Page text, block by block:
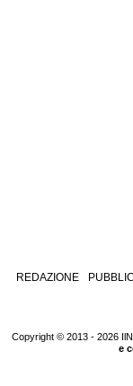
REDAZIONE
Copyright © 2013 - 2026
e